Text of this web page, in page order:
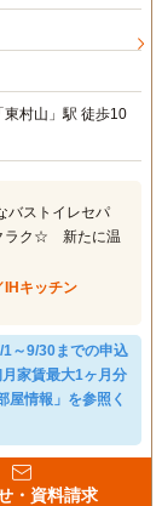
村山」駅 徒歩10
バストイレセパ
ラク☆ 新たに温
IHキッチン
～9/30までの申込
家賃最大1ヶ月分
情報」を参照く
・資料請求